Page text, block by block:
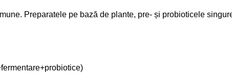
Preparatele pe bază de plante, pre- și probioticele